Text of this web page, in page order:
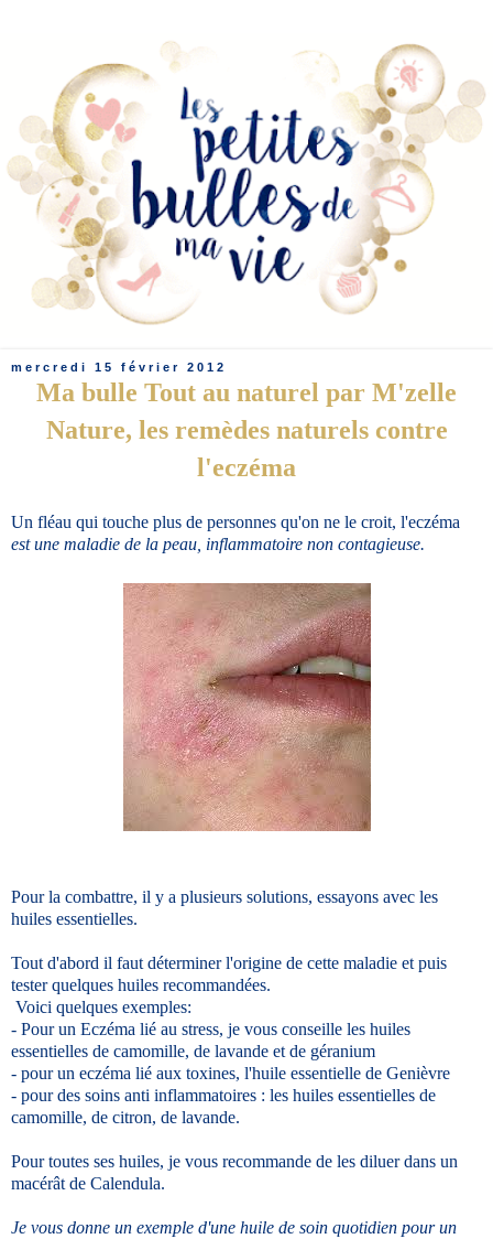
mercredi 15 février 2012
Ma bulle Tout au naturel par M'zelle
Nature, les remèdes naturels contre
l'eczéma
Un fléau qui touche plus de personnes qu'on ne le croit, l'eczéma
est une maladie de la peau, inflammatoire non contagieuse.
Pour la combattre, il y a plusieurs solutions, essayons avec les
huiles essentielles.
Tout d'abord il faut déterminer l'origine de cette maladie et puis
tester quelques huiles recommandées.
Voici quelques exemples:
- Pour un Eczéma lié au stress, je vous conseille les huiles
essentielles de camomille, de lavande et de géranium
- pour un eczéma lié aux toxines, l'huile essentielle de Genièvre
- pour des soins anti inflammatoires : les huiles essentielles de
camomille, de citron, de lavande.
Pour toutes ses huiles, je vous recommande de les diluer dans un
macérât de Calendula.
Je vous donne un exemple d'une huile de soin quotidien pour un